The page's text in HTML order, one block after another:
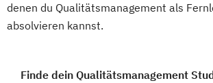
denen du Qualitätsmanagement als
absolvieren kannst.
Finde dein Qualitätsmanagement